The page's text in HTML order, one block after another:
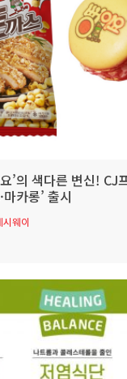
’의 색다른 변신! CJ
카롱’ 출시
웨이